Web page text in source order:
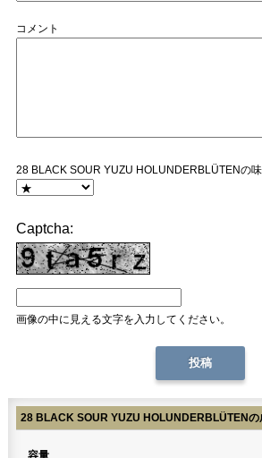
コメント
28 BLACK SOUR YUZU HOLUNDERBLÜTENの
Captcha:
画像の中に見える文字を入力してください。
28 BLACK SOUR YUZU HOLUNDERBLÜTENの
容量